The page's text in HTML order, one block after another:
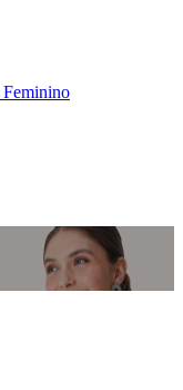
Feminino